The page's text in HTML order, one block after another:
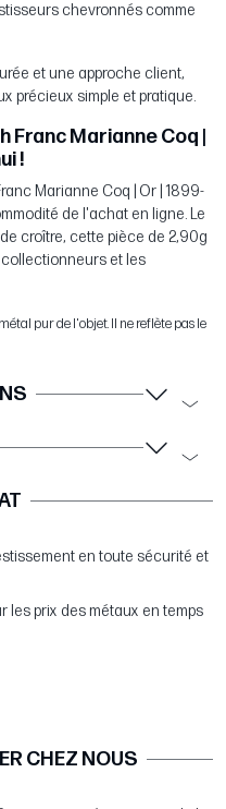
chevronnés comme
et une approche client,
précieux simple et pratique.
Franc Marianne Coq |
!
Marianne Coq | Or | 1899-
de l'achat en ligne. Le
croître, cette pièce de 2,90g
et les
pur de l'objet. Il ne reflète pas le
en toute sécurité et
les prix des métaux en temps
CHEZ NOUS